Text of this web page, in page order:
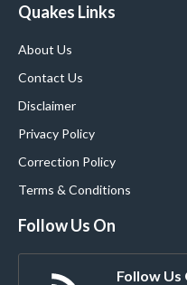
Quakes Links
About Us
Contact Us
Disclaimer
Privacy Policy
Correction Policy
Terms & Conditions
Follow Us On
Follow Us